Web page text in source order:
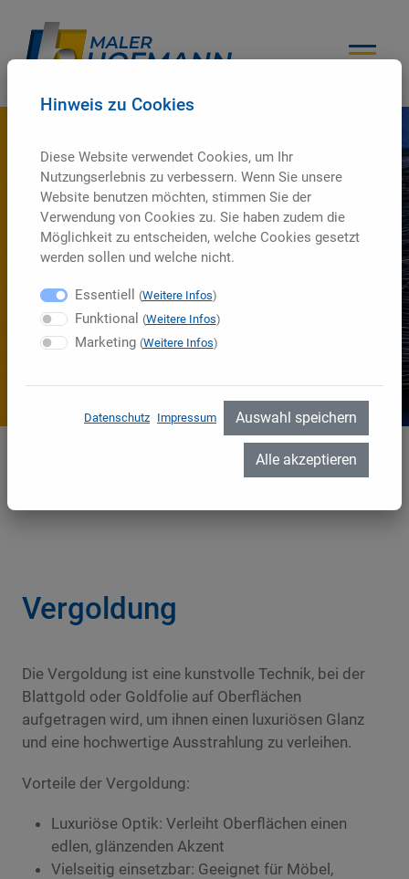
Vergoldung
Die Vergoldung ist eine kunstvolle Technik, bei der
Blattgold oder Goldfolie auf Oberflächen
aufgetragen wird, um ihnen einen luxuriösen Glanz
und eine hochwertige Ausstrahlung zu verleihen.
Vorteile der Vergoldung:
Luxuriöse Optik: Verleiht Oberflächen einen
edlen, glänzenden Akzent
Vielseitig einsetzbar: Geeignet für Möbel,
Hinweis zu Cookies
Diese Website verwendet Cookies, um Ihr
Nutzungserlebnis zu verbessern. Wenn Sie unsere
Website benutzen möchten, stimmen Sie der
Verwendung von Cookies zu. Sie haben zudem die
Möglichkeit zu entscheiden, welche Cookies gesetzt
werden sollen und welche nicht.
Essentiell (Weitere Infos)
Funktional (Weitere Infos)
Marketing (Weitere Infos)
Datenschutz Impressum Auswahl speichern
Alle akzeptieren